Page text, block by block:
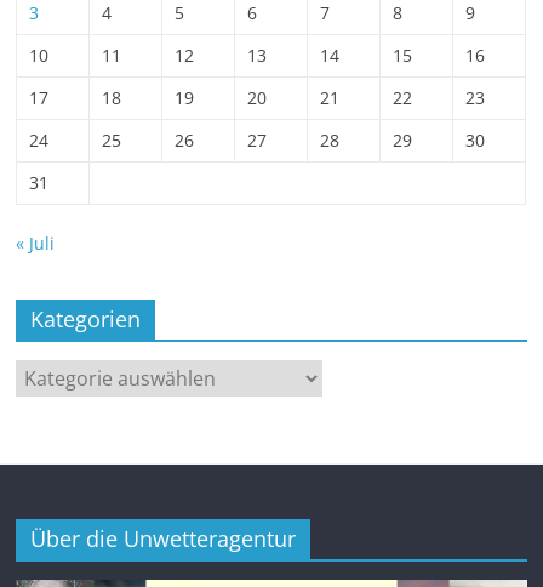
3
4 5 6 7 8
9
10
11 12 13 14 15
16
17
18 19 20 21 22
23
24
25 26 27 28 29
30
31
« Juli
Kategorien
Kategorien
Über die Unwetteragentur